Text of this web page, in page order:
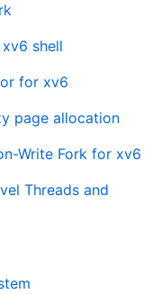
shell
for xv6
page allocation
Write Fork for xv6
Threads and